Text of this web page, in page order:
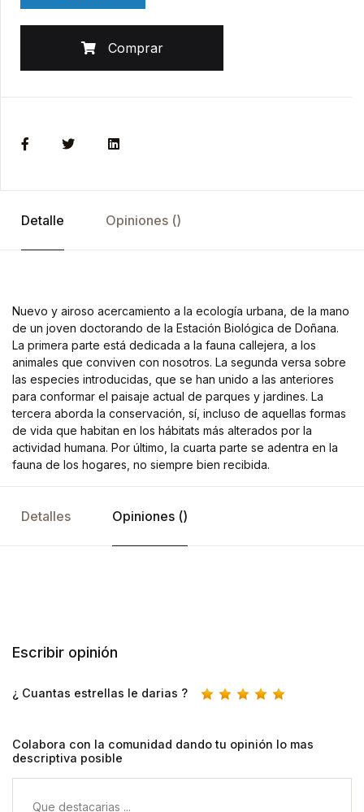
Comprar
Detalle Opiniones ()
Nuevo y airoso acercamiento a la ecología urbana, de la mano
de un joven doctorando de la Estación Biológica de Doñana.
La primera parte está dedicada a la fauna callejera, a los
animales que conviven con nosotros. La segunda versa sobre
las especies introducidas, que se han unido a las anteriores
para conformar el paisaje actual de parques y jardines. La
tercera aborda la conservación, sí, incluso de aquellas formas
de vida que habitan en los hábitats más alterados por la
actividad humana. Por último, la cuarta parte se adentra en la
fauna de los hogares, no siempre bien recibida.
Detalles Opiniones ()
Escribir opinión
¿ Cuantas estrellas le darias ?
Colabora con la comunidad dando tu opinión lo mas
descriptiva posible